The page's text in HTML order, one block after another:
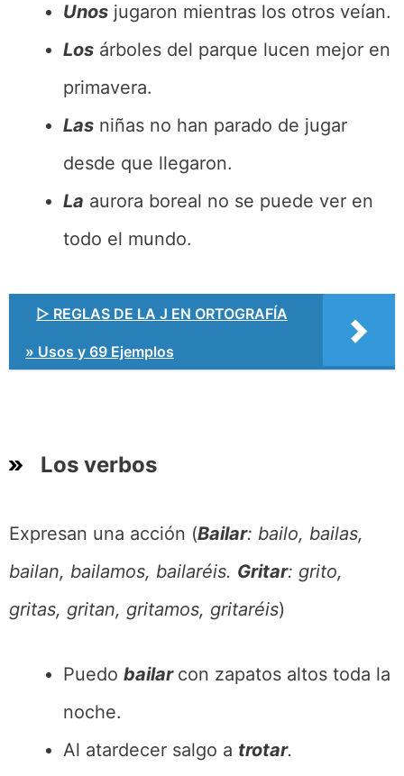
Unos jugaron mientras los otros veían.
Los árboles del parque lucen mejor en
primavera.
Las niñas no han parado de jugar
desde que llegaron.
La aurora boreal no se puede ver en
todo el mundo.
▷ REGLAS DE LA J EN ORTOGRAFÍA
» Usos y 69 Ejemplos
Los verbos
Expresan una acción (Bailar: bailo, bailas,
bailan, bailamos, bailaréis. Gritar: grito,
gritas, gritan, gritamos, gritaréis)
Puedo bailar con zapatos altos toda la
noche.
Al atardecer salgo a trotar.